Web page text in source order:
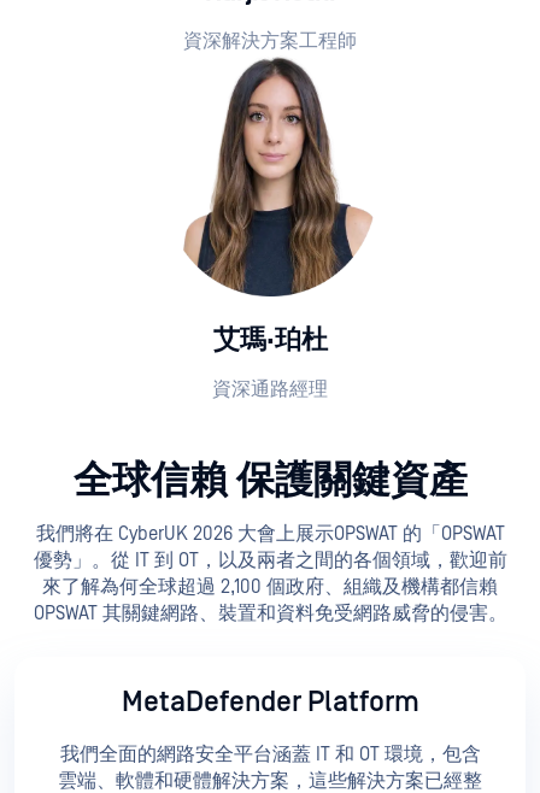
資深解決方案工程師
艾瑪·珀杜
資深通路經理
全球信賴 保護關鍵資產
我們將在 CyberUK 2026 大會上展示OPSWAT 的「OPSWAT
優勢」。從 IT 到 OT，以及兩者之間的各個領域，歡迎前
來了解為何全球超過 2,100 個政府、組織及機構都信賴
OPSWAT 其關鍵網路、裝置和資料免受網路威脅的侵害。
MetaDefender Platform
我們全面的網路安全平台涵蓋 IT 和 OT 環境，包含
雲端、軟體和硬體解決方案，這些解決方案已經整